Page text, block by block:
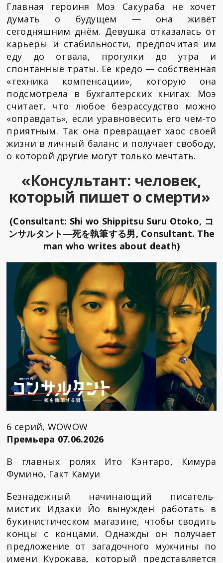
Главная героиня Моэ Сакураба не хочет
думать о будущем — она живёт
сегодняшним днём. Девушка отказалась от
карьеры и стабильности, предпочитая им
еду до отвала, прогулки до утра и
спонтанные траты. Её кредо — собственная
«техника компенсации», которую она
подсмотрела в бухгалтерских книгах. Моэ
считает, что любое безрассудство можно
«оправдать», если уравновесить его чем-то
приятным. Так она превращает хаос своей
жизни в личный баланс и получает свободу,
о которой другие могут только мечтать.
«Консультант: человек,
который пишет о смерти»
(Consultant: Shi wo Shippitsu Suru Otoko, コ
ンサルタント―死を執筆する男, Consultant. The
man who writes about death)
6 серий, WOWOW
Премьера 07.06.2026
В главных ролях Ито Кэнтаро, Кимура
Фумино, Гакт Камуи
Безнадежный начинающий писатель-
мистик Идзаки Йо вынужден работать в
букинистическом магазине, чтобы сводить
концы с концами. Однажды он получает
предложение от загадочного мужчины по
имени Курокава, который представляется